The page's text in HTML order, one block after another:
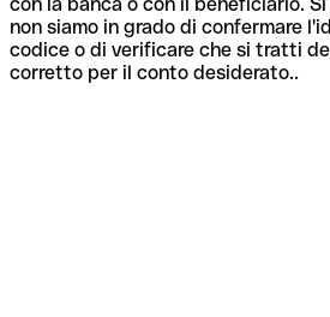
non siamo in grado di confermare
codice o di verificare che si tratti
corretto per il conto desiderato..